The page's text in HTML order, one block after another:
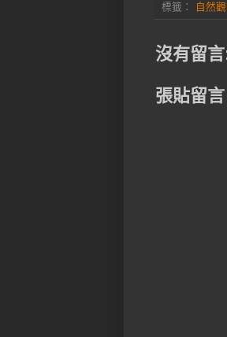
標籤：
自然
沒有留
張貼留言